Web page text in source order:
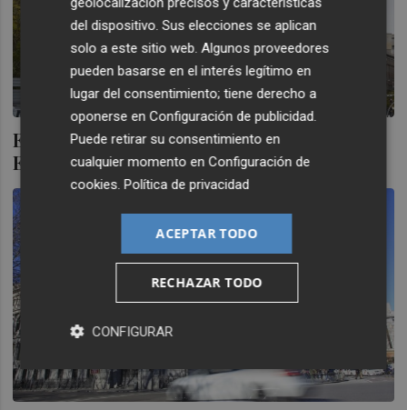
El Banco de España confirma que el
Euríbor se moderó en febrero al 2,221%
del dispositivo. Sus elecciones se aplican
solo a este sitio web. Algunos proveedores
pueden basarse en el interés legítimo en
lugar del consentimiento; tiene derecho a
oponerse enConfiguración de publicidad.
Puede retirar su consentimiento en
cualquier momento enConfiguración de
cookies.Política de privacidad
ACEPTAR TODO
RECHAZAR TODO
CONFIGURAR